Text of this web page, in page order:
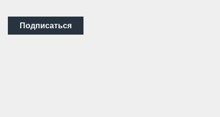
Подписаться